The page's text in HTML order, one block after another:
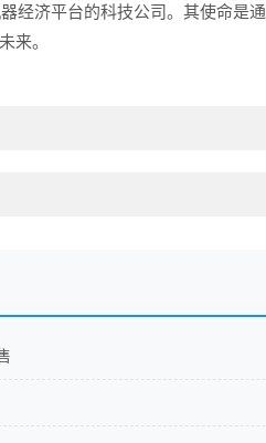
经济平台的科技公司。其使命是
来。